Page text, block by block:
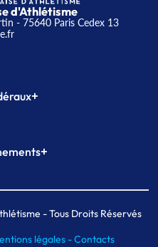
d'Athlétisme
- 75640 Paris Cedex 13
+
+
indoor
de Paris- Tous Droits Réservés
légales -Contacts